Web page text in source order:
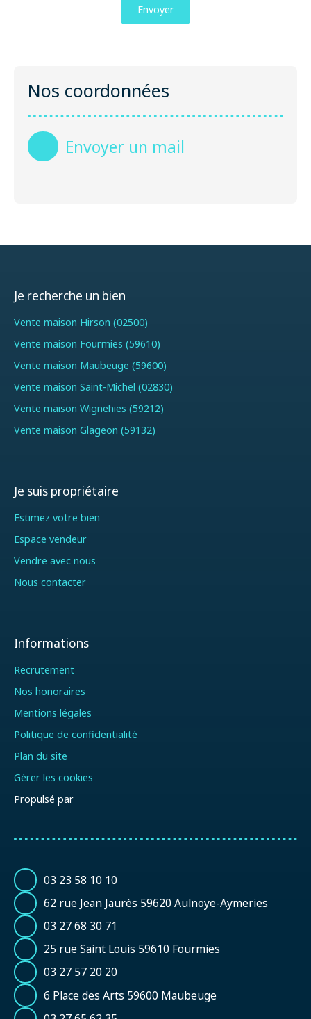
Envoyer
Nos coordonnées
Envoyer un mail
Je recherche un bien
Vente maison Hirson (02500)
Vente maison Fourmies (59610)
Vente maison Maubeuge (59600)
Vente maison Saint-Michel (02830)
Vente maison Wignehies (59212)
Vente maison Glageon (59132)
Je suis propriétaire
Estimez votre bien
Espace vendeur
Vendre avec nous
Nous contacter
Informations
Recrutement
Nos honoraires
Mentions légales
Politique de confidentialité
Plan du site
Gérer les cookies
Propulsé par
03 23 58 10 10
62 rue Jean Jaurès 59620 Aulnoye-Aymeries
03 27 68 30 71
25 rue Saint Louis 59610 Fourmies
03 27 57 20 20
6 Place des Arts 59600 Maubeuge